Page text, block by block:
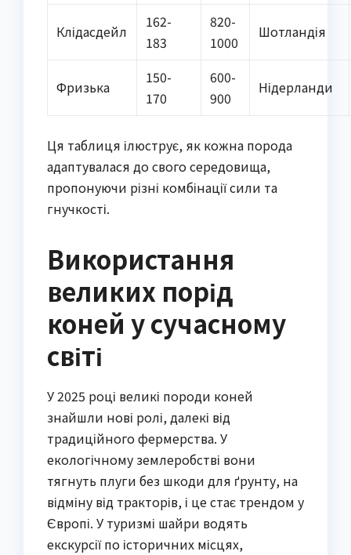
Клідасдейл
162-
183
820-
1000
Шотландія
Фризька
150-
170
600-
900
Нідерланди
Ця таблиця ілюструє, як кожна порода
адаптувалася до свого середовища,
пропонуючи різні комбінації сили та
гнучкості.
Використання
великих порід
коней у сучасному
світі
У 2025 році великі породи коней
знайшли нові ролі, далекі від
традиційного фермерства. У
екологічному землеробстві вони
тягнуть плуги без шкоди для ґрунту, на
відміну від тракторів, і це стає трендом у
Європі. У туризмі шайри водять
екскурсії по історичних місцях,